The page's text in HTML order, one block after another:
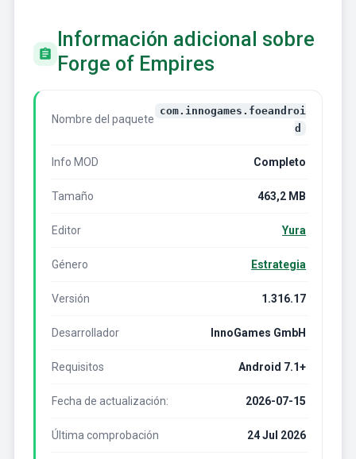
Información adicional sobre
Forge of Empires
Nombre del paquete
com.innogames.foeandroi
d
Info MOD Completo
Tamaño 463,2 MB
Editor Yura
Género Estrategia
Versión 1.316.17
Desarrollador InnoGames GmbH
Requisitos Android 7.1+
Fecha de actualización: 2026-07-15
Última comprobación 24 Jul 2026